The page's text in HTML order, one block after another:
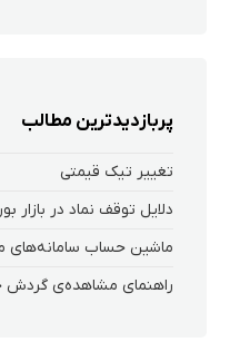
پربازدیدترین مطالب
تغییر تیک قیمتی
دلایل توقف نماد در بازار
ماشین حساب سامانه‌های